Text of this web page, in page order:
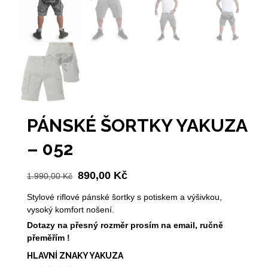
PÁNSKÉ ŠORTKY YAKUZA
– 052
1.990,00Kč
Původní
byla:
1.990,00 Kč.
890,00 Kč
je:
Stylové riflové pánské šortky s potiskem a výšivkou,
vysoký komfort nošení.
Dotazy na přesný rozměr prosím na email, ručně
přeměřím !
HLAVNÍ ZNAKY YAKUZA